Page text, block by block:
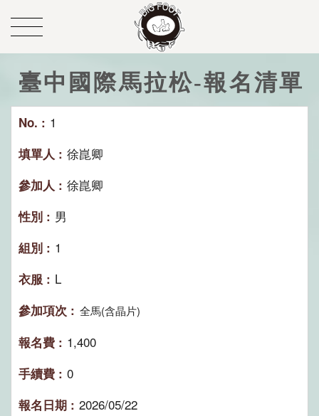
臺中國際馬拉松-報名清單
1
徐崑卿
徐崑卿
男
1
L
全馬(含晶片)
1,400
0
2026/05/22